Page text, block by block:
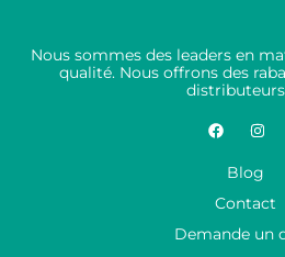
Nous sommes des leaders en
qualité. Nous offrons des
Blog
Contact
Demande un